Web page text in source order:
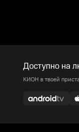
Доступно на
КИОН в твоей